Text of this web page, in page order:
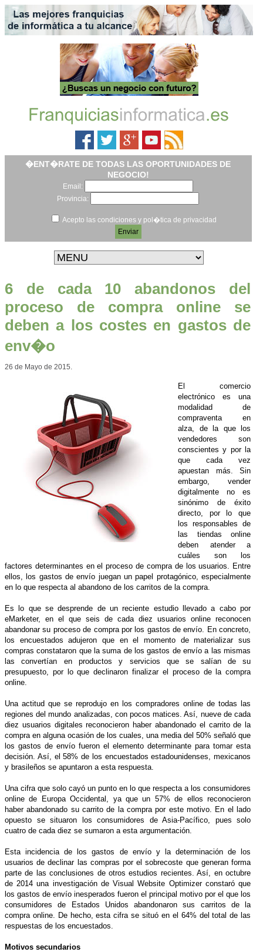
�ENT�RATE DE TODAS LAS OPORTUNIDADES DE
NEGOCIO!
Email:
Provincia:
Acepto las condiciones y pol�tica de privacidad
6 de cada 10 abandonos del
proceso de compra online se
deben a los costes en gastos de
env�o
26 de Mayo de 2015.
El comercio
electrónico es una
modalidad de
compraventa en
alza, de la que los
vendedores son
conscientes y por la
que cada vez
apuestan más. Sin
embargo, vender
digitalmente no es
sinónimo de éxito
directo, por lo que
los responsables de
las tiendas online
deben atender a
cuáles son los
factores determinantes en el proceso de compra de los usuarios. Entre
ellos, los gastos de envío juegan un papel protagónico, especialmente
en lo que respecta al abandono de los carritos de la compra.
Es lo que se desprende de un reciente estudio llevado a cabo por
eMarketer, en el que seis de cada diez usuarios online reconocen
abandonar su proceso de compra por los gastos de envío. En concreto,
los encuestados adujeron que en el momento de materializar sus
compras constataron que la suma de los gastos de envío a las mismas
las convertían en productos y servicios que se salían de su
presupuesto, por lo que declinaron finalizar el proceso de la compra
online.
Una actitud que se reprodujo en los compradores online de todas las
regiones del mundo analizadas, con pocos matices. Así, nueve de cada
diez usuarios digitales reconocieron haber abandonado el carrito de la
compra en alguna ocasión de los cuales, una media del 50% señaló que
los gastos de envío fueron el elemento determinante para tomar esta
decisión. Así, el 58% de los encuestados estadounidenses, mexicanos
y brasileños se apuntaron a esta respuesta.
Una cifra que solo cayó un punto en lo que respecta a los consumidores
online de Europa Occidental, ya que un 57% de ellos reconocieron
haber abandonado su carrito de la compra por este motivo. En el lado
opuesto se situaron los consumidores de Asia-Pacífico, pues solo
cuatro de cada diez se sumaron a esta argumentación.
Esta incidencia de los gastos de envío y la determinación de los
usuarios de declinar las compras por el sobrecoste que generan forma
parte de las conclusiones de otros estudios recientes. Así, en octubre
de 2014 una investigación de Visual Website Optimizer constaró que
los gastos de envío inesperados fueron el principal motivo por el que los
consumidores de Estados Unidos abandonaron sus carritos de la
compra online. De hecho, esta cifra se situó en el 64% del total de las
respuestas de los encuestados.
Motivos secundarios